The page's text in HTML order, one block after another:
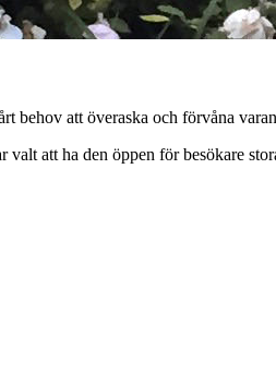
behov att överaska och förvåna
att ha den öppen för besökare